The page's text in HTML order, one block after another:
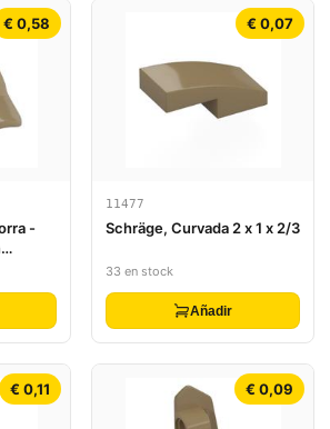
€ 0,58
-
la
€ 0,07
11477
Schräge, Curvada 2 x 1 x 2/3
33 en stock
Añadir
€ 0,11 € 0,09